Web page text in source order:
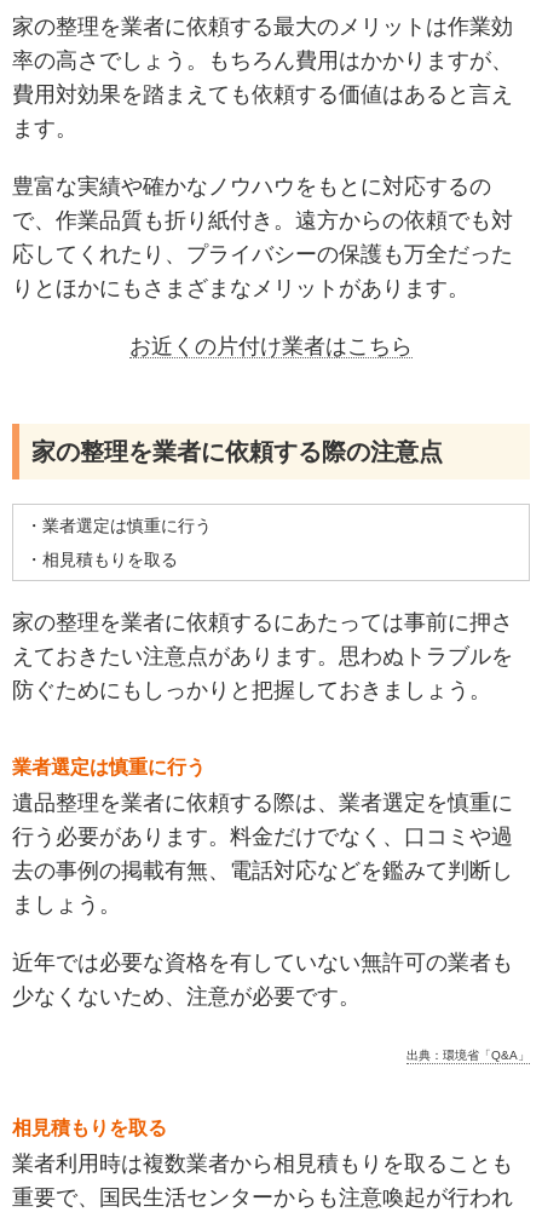
家の整理を業者に依頼する最大のメリットは作業効
率の高さでしょう。もちろん費用はかかりますが、
費用対効果を踏まえても依頼する価値はあると言え
ます。
豊富な実績や確かなノウハウをもとに対応するの
で、作業品質も折り紙付き。遠方からの依頼でも対
応してくれたり、プライバシーの保護も万全だった
りとほかにもさまざまなメリットがあります。
お近くの片付け業者はこちら
家の整理を業者に依頼する際の注意点
・業者選定は慎重に行う
・相見積もりを取る
家の整理を業者に依頼するにあたっては事前に押さ
えておきたい注意点があります。思わぬトラブルを
防ぐためにもしっかりと把握しておきましょう。
業者選定は慎重に行う
遺品整理を業者に依頼する際は、業者選定を慎重に
行う必要があります。料金だけでなく、口コミや過
去の事例の掲載有無、電話対応などを鑑みて判断し
ましょう。
近年では必要な資格を有していない無許可の業者も
少なくないため、注意が必要です。
出典：環境省「Q&A 」
相見積もりを取る
業者利用時は複数業者から相見積もりを取ることも
重要で、国民生活センターからも注意喚起が行われ